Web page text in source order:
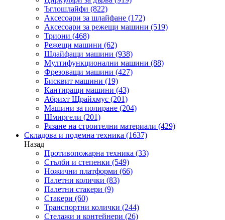
Ъглошлайфи (822)
Аксесоари за шлайфане (172)
Аксесоари за режещи машини (519)
Триони (468)
Режещи машини (62)
Шлайфащи машини (938)
Мултифункционални машини (88)
Фрезоващи машини (427)
Бисквит машини (19)
Кантиращи машини (43)
Абрихт Щрайхмус (201)
Машини за полиране (204)
Шмиргели (201)
Рязане на строителни материали (429)
Складова и подемна техника (1637)
Назад
Противопожарна техника (33)
Стълби и степенки (549)
Ножични платформи (66)
Палетни колички (83)
Палетни стакери (9)
Стакери (60)
Транспортни колички (244)
Стелажи и контейнери (26)